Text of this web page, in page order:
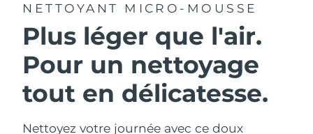
NETTOYANT MICRO-MOUSSE
Plus léger que l'air.
Pour un nettoyage
tout en délicatesse.
Nettoyez votre journée avec ce doux